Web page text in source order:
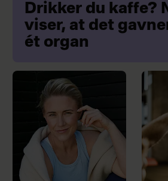
Drikker du kaffe?
viser, at det
ét organ